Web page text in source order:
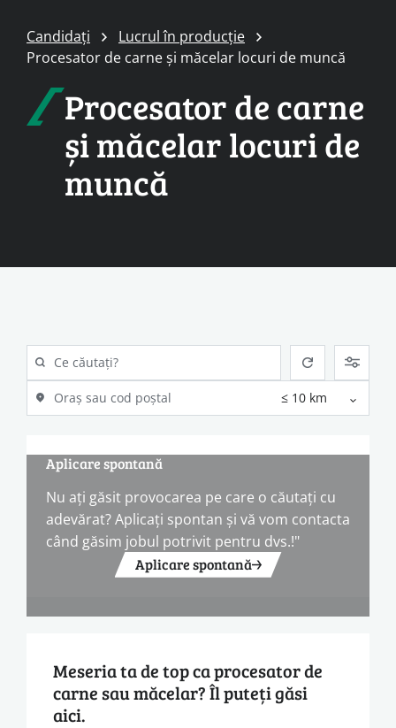
Candidați
Lucrul în producție
Procesator de carne și măcelar locuri de muncă
Procesator de carne
și măcelar locuri de
muncă
Aplicare spontană
Nu ați găsit provocarea pe care o căutați cu
adevărat? Aplicați spontan și vă vom contacta
când găsim jobul potrivit pentru dvs.!"
Aplicare spontană
Meseria ta de top ca procesator de
carne sau măcelar? Îl puteți găsi
aici.